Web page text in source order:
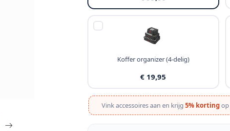
Koffer organizer (4-delig)
€ 19,95
Vink accessoires aan en krijg5% korting